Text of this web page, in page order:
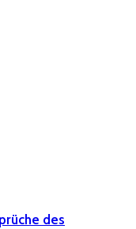
des